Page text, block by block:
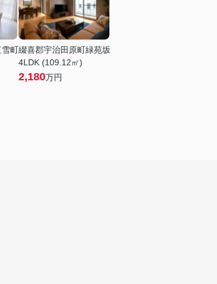
雪町綴喜郡宇治田原町緑苑坂
4LDK (109.12㎡)
2,180万円